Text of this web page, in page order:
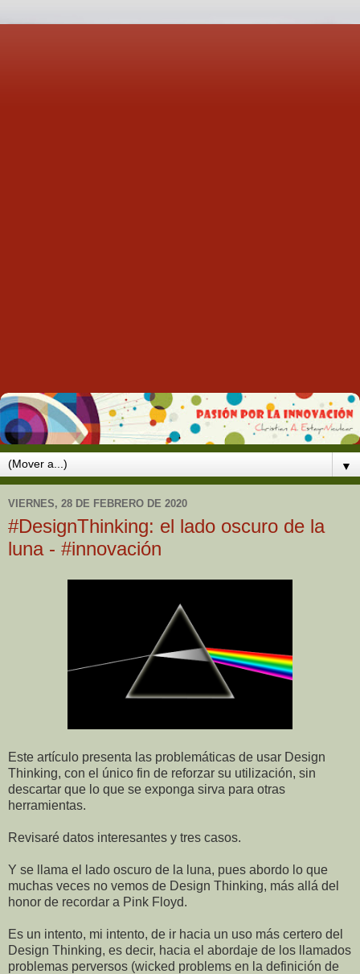
▼
VIERNES, 28 DE FEBRERO DE 2020
#DesignThinking: el lado oscuro de la
luna - #innovación
Este artículo presenta las problemáticas de usar Design
Thinking, con el único fin de reforzar su utilización, sin
descartar que lo que se exponga sirva para otras
herramientas.
Revisaré datos interesantes y tres casos.
Y se llama el lado oscuro de la luna, pues abordo lo que
muchas veces no vemos de Design Thinking, más allá del
honor de recordar a Pink Floyd.
Es un intento, mi intento, de ir hacia un uso más certero del
Design Thinking, es decir, hacia el abordaje de los llamados
problemas perversos (wicked problems en la definición de